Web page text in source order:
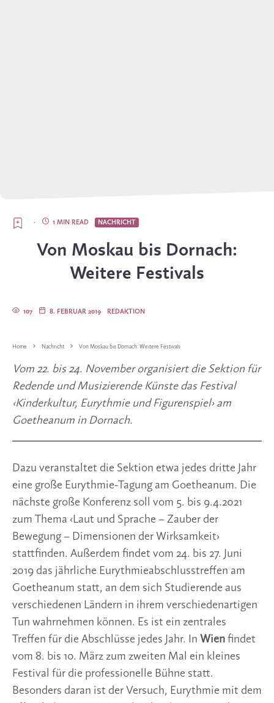
NACHRICHT
1 MIN READ
·
Von Moskau bis Dornach:
Weitere Festivals
REDAKTION
8. FEBRUAR 2019
107
Home Nachricht Von Moskau bis Dornach: Weitere Festivals
Vom 22. bis 24. November organisiert die Sektion für
Redende und Musizierende Künste das Festival
‹Kinderkultur, Eurythmie und Figurenspiel› am
Goetheanum in Dornach.
Dazu veranstaltet die Sektion etwa jedes dritte Jahr
eine große Eurythmie-Tagung am Goetheanum. Die
nächste große Konferenz soll vom 5. bis 9.4.2021
zum Thema ‹Laut und Sprache – Zauber der
Bewegung – Dimensionen der Wirksamkeit›
stattfinden. Außerdem findet vom 24. bis 27. Juni
2019 das jährliche Eurythmieabschlusstreffen am
Goetheanum statt, an dem sich Studierende aus
verschiedenen Ländern in ihrem verschiedenartigen
Tun wahrnehmen können. Es ist ein zentrales
Treffen für die Abschlüsse jedes Jahr. In Wien findet
vom 8. bis 10. März zum zweiten Mal ein kleines
Fes­tival für die professionelle Bühne statt.
Besonders daran ist der Versuch, Eurythmie mit dem